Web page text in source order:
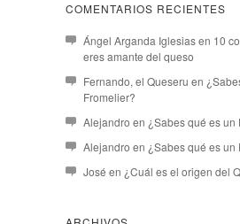
COMENTARIOS RECIENTES
Ángel Arganda Iglesiasen 10
eres amante del queso
Fernando, el Queseru en
Fromelier?
Alejandro en ¿Sabes qué es un
Alejandro en ¿Sabes qué es un
José en ¿Cuál es el origen del